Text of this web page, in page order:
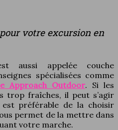
votre excursion en
aussi appelée couche
spécialisées comme
Approach Outdoor. Si les
trop fraîches, il peut s’agir
est préférable de la choisir
permet de la mettre dans
votre marche.